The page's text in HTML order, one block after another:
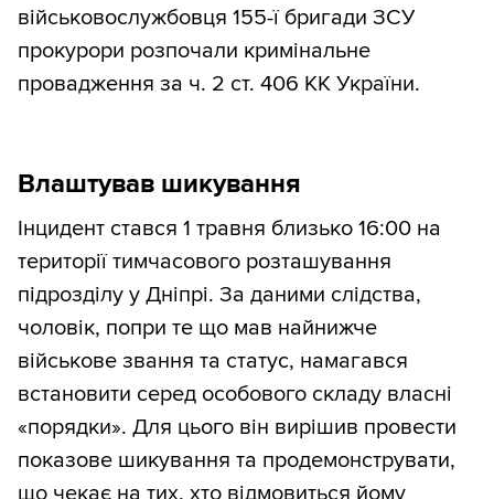
військовослужбовця 155-ї бригади ЗСУ
прокурори розпочали кримінальне
провадження за ч. 2 ст. 406 КК України.
Влаштував шикування
Інцидент стався 1 травня близько 16:00 на
території тимчасового розташування
підрозділу у Дніпрі. За даними слідства,
чоловік, попри те що мав найнижче
військове звання та статус, намагався
встановити серед особового складу власні
«порядки». Для цього він вирішив провести
показове шикування та продемонструвати,